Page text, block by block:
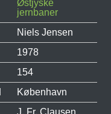
Østjyske
jernbaner
Niels Jensen
1978
154
København
J. Fr. Clausen